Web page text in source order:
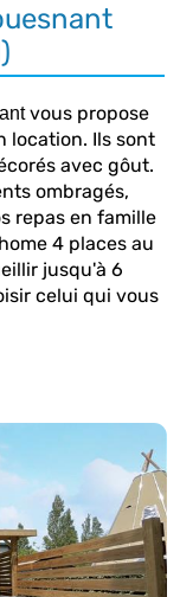
vous propose
location. Ils sont
avec gôut.
ombragés,
repas en famille
4 places au
jusqu'à 6
celui qui vous